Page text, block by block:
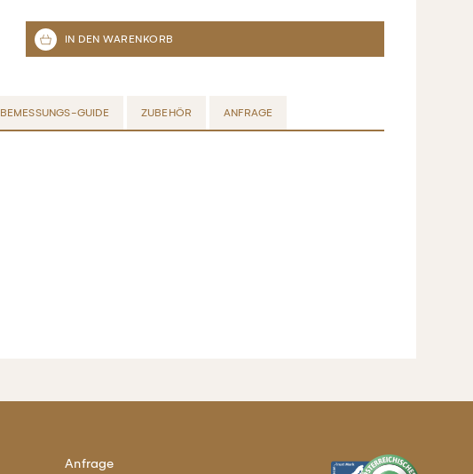
BEMESSUNGS-GUIDE ZUBEHÖR ANFRAGE
Anfrage